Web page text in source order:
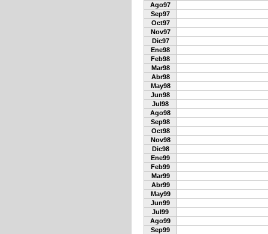
Ago97
Sep97
Oct97
Nov97
Dic97
Ene98
Feb98
Mar98
Abr98
May98
Jun98
Jul98
Ago98
Sep98
Oct98
Nov98
Dic98
Ene99
Feb99
Mar99
Abr99
May99
Jun99
Jul99
Ago99
Sep99